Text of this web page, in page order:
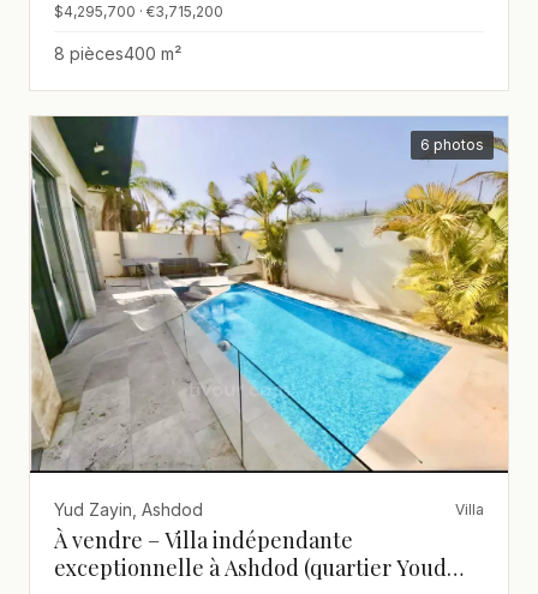
$4,295,700 · €3,715,200
8 pièces400 m²
6 photos
Yud Zayin, Ashdod Villa
À vendre – Villa indépendante
exceptionnelle à Ashdod (quartier Youd